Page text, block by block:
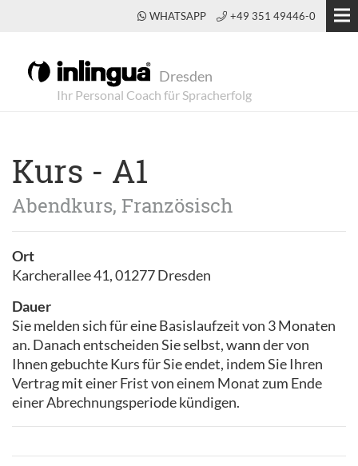
WHATSAPP +49 351 49446-0
Dresden
Kurs - A1
Abendkurs, Französisch
Ort
Karcherallee 41, 01277 Dresden
Dauer
Sie melden sich für eine Basislaufzeit von 3 Monaten
an. Danach entscheiden Sie selbst, wann der von
Ihnen gebuchte Kurs für Sie endet, indem Sie Ihren
Vertrag mit einer Frist von einem Monat zum Ende
einer Abrechnungsperiode kündigen.